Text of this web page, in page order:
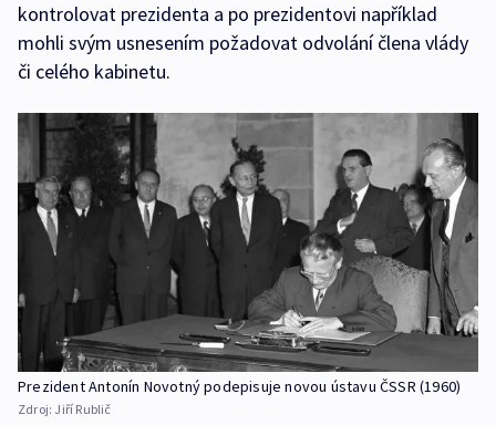
kontrolovat prezidenta a po prezidentovi například
mohli svým usnesením požadovat odvolání člena vlády
či celého kabinetu.
Prezident Antonín Novotný podepisuje novou ústavu ČSSR (1960)
Zdroj: Jiří Rublič